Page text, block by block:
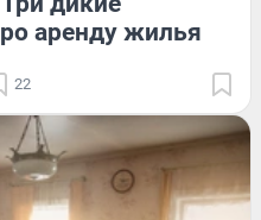
аренду жилья
22